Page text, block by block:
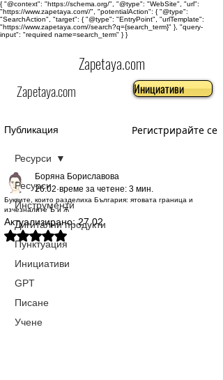
{ "@context": "https://schema.org/", "@type": "WebSite", "url":
"https://www.zapetaya.com//", "potentialAction": { "@type":
"SearchAction", "target": { "@type": "EntryPoint", "urlTemplate":
"https://www.zapetaya.com//search?q={search_term}" }, "query-
input": "required name=search_term" } }
Zapetaya.com
Zapetaya.com Инициативи
Публикация Регистрирайте се
Ресурси
Инструменти
Дигитални продукти
Пунктуация
Инициативи
GPT
Писане
Учене
Ресурси
Буквите, които разделиха България: ятовата граница и
изчезналите Ѣ и Ѫ
Боряна Бориславова
26.02 време за четене: 3 мин.
Актуализирано:27.02
Оценено с NaN от 5 звезди.